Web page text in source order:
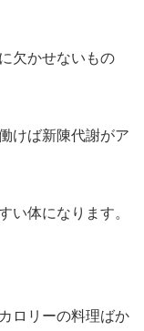
欠かせないもの
けば新陳代謝がア
い体になります。
ロリーの料理ばか